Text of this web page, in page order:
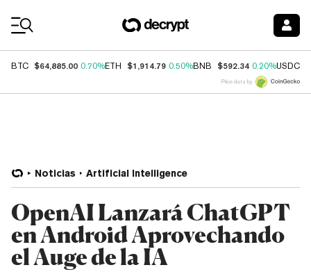
BTC $64,885.00 0.70%ETH $1,914.79 0.50%BNB $592.34 0.20%USDC
Price data by
Noticias Artificial Intelligence
OpenAI Lanzará ChatGPT
en Android Aprovechando
el Auge de la IA